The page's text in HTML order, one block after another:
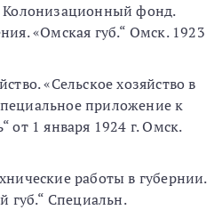
Колонизационный фонд.
«Омская губ.“ Омск. 1923
«Сельское хозяйство в
приложение к
от 1 января 1924 г. Омск.
работы в губернии.
губ.“ Специальн.